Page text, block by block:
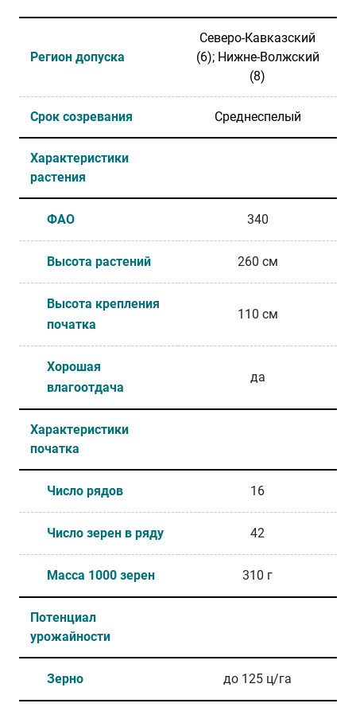
Регион допуска
Северо-Кавказский
(6); Нижне-Волжский
(8)
Срок созревания Среднеспелый
Характеристики
растения
ФАО 340
Высота растений 260 см
Высота крепления
початка
110 см
Хорошая
влагоотдача
да
Характеристики
початка
Число рядов 16
Число зерен в ряду 42
Масса 1000 зерен 310 г
Потенциал
урожайности
Зерно до 125 ц/га